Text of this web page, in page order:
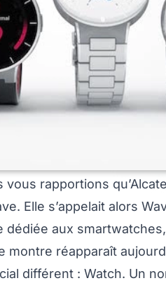
vous rapportions
Elle s’appelait alors
dédiée aux
montre réapparaît
différent : Watch. Un